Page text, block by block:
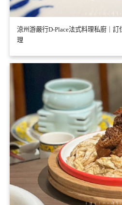
涼州游嚴行D-Place法式料理私廚｜
理